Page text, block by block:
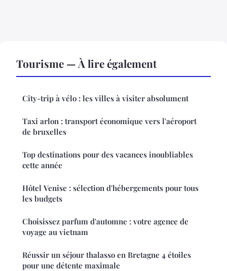
Tourisme — À lire également
City-trip à vélo : les villes à visiter absolument
Taxi arlon : transport économique vers l'aéroport
de bruxelles
Top destinations pour des vacances inoubliables
cette année
Hôtel Venise : sélection d'hébergements pour tous
les budgets
Choisissez parfum d'automne : votre agence de
voyage au vietnam
Réussir un séjour thalasso en Bretagne 4 étoiles
pour une détente maximale